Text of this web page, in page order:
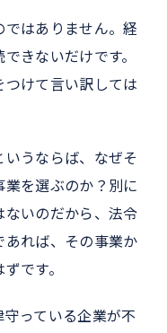
はありません。経
きないだけです。
けて言い訳しては
うならば、なぜそ
を選ぶのか？別に
ないのだから、法令
れば、その事業か
です。
っている企業が不